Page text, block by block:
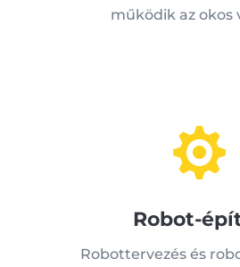
működik az okos

Robot-
Robottervezés és